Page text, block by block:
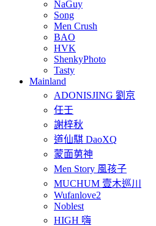
NaGuy
Song
Men Crush
BAO
HVK
ShenkyPhoto
Tasty
Mainland
ADONISJING 劉京
任壬
謝梓秋
道仙騏 DaoXQ
蒙面莮神
Men Story 風孩子
MUCHUM 壹木巡川
Wufanlove2
Noblest
HIGH 嗨